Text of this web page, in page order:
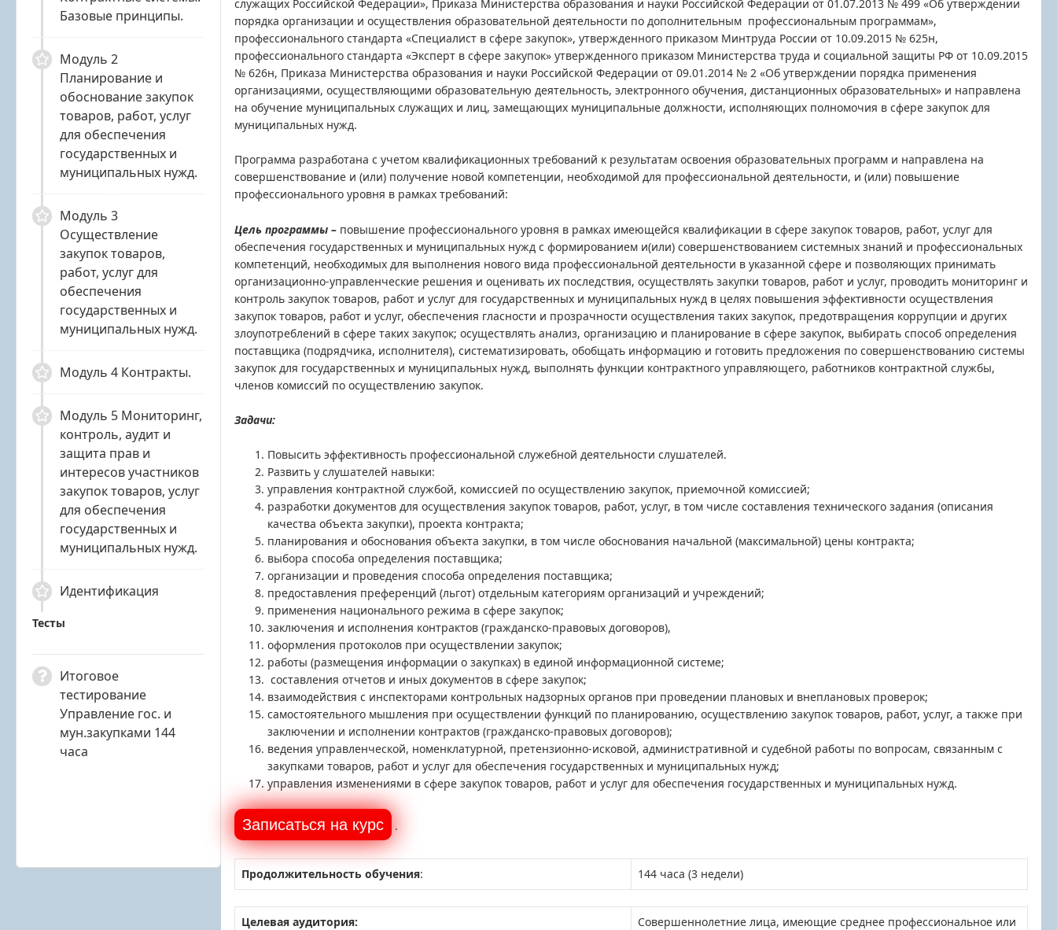
Базовые принципы.
Модуль 2
Планирование и
обоснование закупок
товаров, работ, услуг
для обеспечения
государственных и
муниципальных нужд.
Модуль 3
Осуществление
закупок товаров,
работ, услуг для
обеспечения
государственных и
муниципальных нужд.
Модуль 4 Контракты.
Модуль 5 Мониторинг,
контроль, аудит и
защита прав и
интересов участников
закупок товаров, услуг
для обеспечения
государственных и
муниципальных нужд.
Идентификация
Тесты
Итоговое
тестирование
Управление гос. и
мун.закупками 144
часа
служащих Российской Федерации», Приказа Министерства образования и науки Российской Федерации от 01.07.2013 № 499 «Об утверждении
порядка организации и осуществления образовательной деятельности по дополнительным профессиональным программам»,
профессионального стандарта «Специалист в сфере закупок», утвержденного приказом Минтруда России от 10.09.2015 № 625н,
профессионального стандарта «Эксперт в сфере закупок» утвержденного приказом Министерства труда и социальной защиты РФ от 10.09.2015
№ 626н, Приказа Министерства образования и науки Российской Федерации от 09.01.2014 № 2 «Об утверждении порядка применения
организациями, осуществляющими образовательную деятельность, электронного обучения, дистанционных образовательных» и направлена
на обучение муниципальных служащих и лиц, замещающих муниципальные должности, исполняющих полномочия в сфере закупок для
муниципальных нужд.
Программа разработана с учетом квалификационных требований к результатам освоения образовательных программ и направлена на
совершенствование и (или) получение новой компетенции, необходимой для профессиональной деятельности, и (или) повышение
профессионального уровня в рамках требований:
Цель программы – повышение профессионального уровня в рамках имеющейся квалификации в сфере закупок товаров, работ, услуг для
обеспечения государственных и муниципальных нужд с формированием и(или) совершенствованием системных знаний и профессиональных
компетенций, необходимых для выполнения нового вида профессиональной деятельности в указанной сфере и позволяющих принимать
организационно-управленческие решения и оценивать их последствия, осуществлять закупки товаров, работ и услуг, проводить мониторинг и
контроль закупок товаров, работ и услуг для государственных и муниципальных нужд в целях повышения эффективности осуществления
закупок товаров, работ и услуг, обеспечения гласности и прозрачности осуществления таких закупок, предотвращения коррупции и других
злоупотреблений в сфере таких закупок; осуществлять анализ, организацию и планирование в сфере закупок, выбирать способ определения
поставщика (подрядчика, исполнителя), систематизировать, обобщать информацию и готовить предложения по совершенствованию системы
закупок для государственных и муниципальных нужд, выполнять функции контрактного управляющего, работников контрактной службы,
членов комиссий по осуществлению закупок.
Задачи:
Повысить эффективность профессиональной служебной деятельности слушателей.
Развить у слушателей навыки:
управления контрактной службой, комиссией по осуществлению закупок, приемочной комиссией;
разработки документов для осуществления закупок товаров, работ, услуг, в том числе составления технического задания (описания
качества объекта закупки), проекта контракта;
планирования и обоснования объекта закупки, в том числе обоснования начальной (максимальной) цены контракта;
выбора способа определения поставщика;
организации и проведения способа определения поставщика;
предоставления преференций (льгот) отдельным категориям организаций и учреждений;
применения национального режима в сфере закупок;
заключения и исполнения контрактов (гражданско-правовых договоров),
оформления протоколов при осуществлении закупок;
работы (размещения информации о закупках) в единой информационной системе;
составления отчетов и иных документов в сфере закупок;
взаимодействия с инспекторами контрольных надзорных органов при проведении плановых и внеплановых проверок;
самостоятельного мышления при осуществлении функций по планированию, осуществлению закупок товаров, работ, услуг, а также при
заключении и исполнении контрактов (гражданско-правовых договоров);
ведения управленческой, номенклатурной, претензионно-исковой, административной и судебной работы по вопросам, связанным с
закупками товаров, работ и услуг для обеспечения государственных и муниципальных нужд;
управления изменениями в сфере закупок товаров, работ и услуг для обеспечения государственных и муниципальных нужд.
.
Продолжительность обучения: 144 часа (3 недели)
Целевая аудитория:
Совершеннолетние лица, имеющие среднее профессиональное или